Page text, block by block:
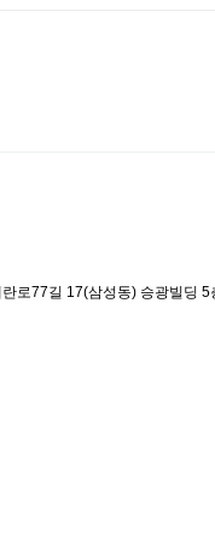
로77길 17(삼성동) 승광빌딩